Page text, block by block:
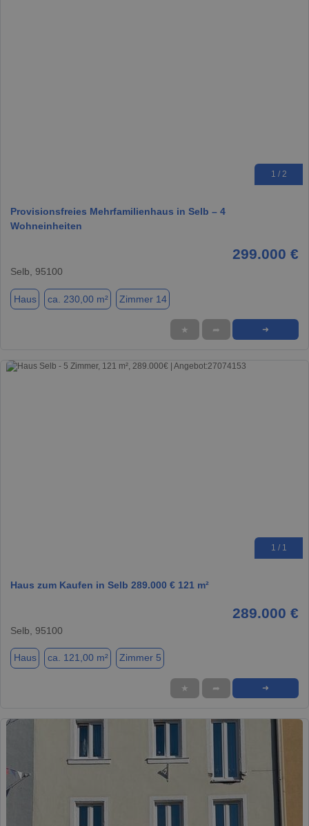
1 / 2
Provisionsfreies Mehrfamilienhaus in Selb – 4
Wohneinheiten
299.000 €
Selb, 95100
Haus ca. 230,00 m² Zimmer 14
★ ➦ ➜
1 / 1
Haus zum Kaufen in Selb 289.000 € 121 m²
289.000 €
Selb, 95100
Haus ca. 121,00 m² Zimmer 5
★ ➦ ➜